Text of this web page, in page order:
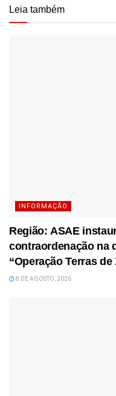
Leia também
INFORMAÇÃO
Região: ASAE
contraordenação na
“Operação Terras de
8 DE AGOSTO, 2026